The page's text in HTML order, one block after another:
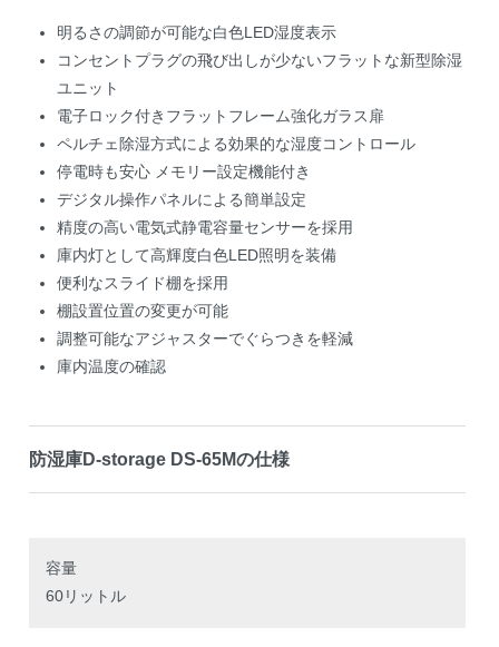
明るさの調節が可能な白色LED湿度表示
コンセントプラグの飛び出しが少ないフラットな新型除湿
ユニット
電子ロック付きフラットフレーム強化ガラス扉
ペルチェ除湿方式による効果的な湿度コントロール
停電時も安心 メモリー設定機能付き
デジタル操作パネルによる簡単設定
精度の高い電気式静電容量センサーを採用
庫内灯として高輝度白色LED照明を装備
便利なスライド棚を採用
棚設置位置の変更が可能
調整可能なアジャスターでぐらつきを軽減
庫内温度の確認
防湿庫D-storage DS-65Mの仕様
容量
60リットル